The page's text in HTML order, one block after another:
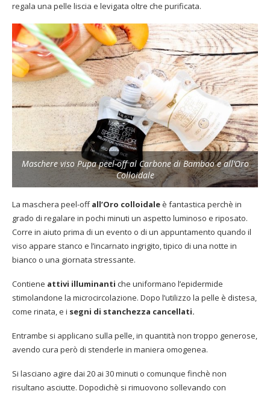
regala una pelle liscia e levigata oltre che purificata.
Maschere viso Pupa peel-off al Carbone di Bamboo e all’Oro
Colloidale
La maschera peel-offall’Oro colloidaleè fantastica perchè in
grado di regalare in pochi minuti un aspetto luminoso e riposato.
Corre in aiuto prima di un evento o di un appuntamento quando il
viso appare stanco e l’incarnato ingrigito, tipico di una notte in
bianco o una giornata stressante.
Contiene attivi illuminanti che uniformano l’epidermide
stimolandone la microcircolazione. Dopo l’utilizzo la pelle è distesa,
come rinata, e i segni di stanchezza cancellati.
Entrambe si applicano sulla pelle, in quantità non troppo generose,
avendo cura però di stenderle in maniera omogenea.
Si lasciano agire dai 20 ai 30 minuti o comunque finchè non
risultano asciutte. Dopodichè si rimuovono sollevando con